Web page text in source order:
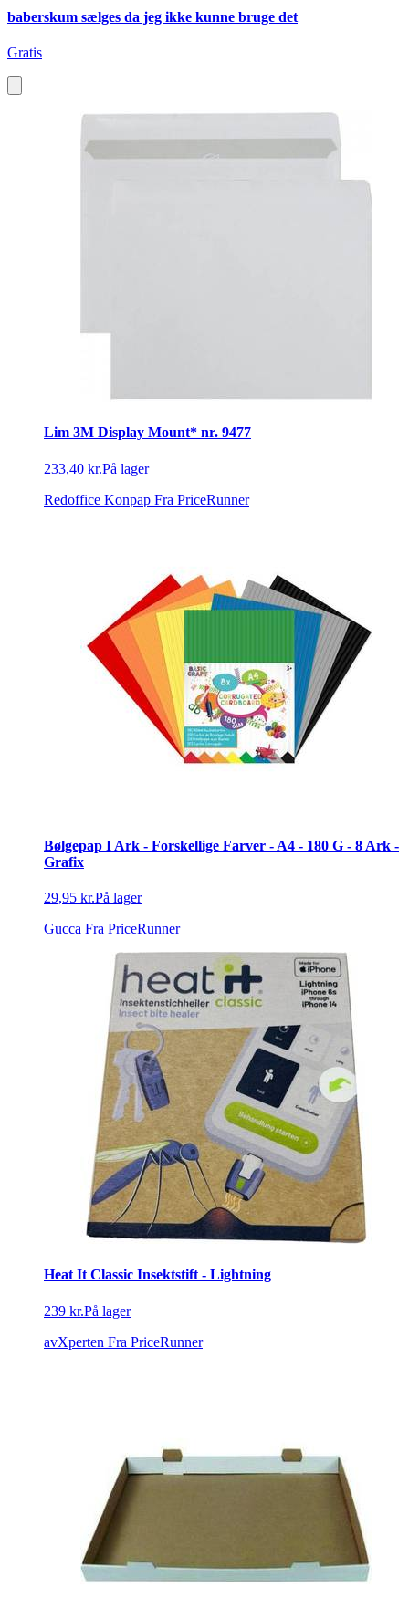
baberskum sælges da jeg ikke kunne bruge det
Gratis
Lim 3M Display Mount* nr. 9477
233,40 kr.På lager
Redoffice Konpap Fra PriceRunner
Bølgepap I Ark - Forskellige Farver - A4 - 180 G - 8 Ark -
Grafix
29,95 kr.På lager
Gucca Fra PriceRunner
Heat It Classic Insektstift - Lightning
239 kr.På lager
avXperten Fra PriceRunner